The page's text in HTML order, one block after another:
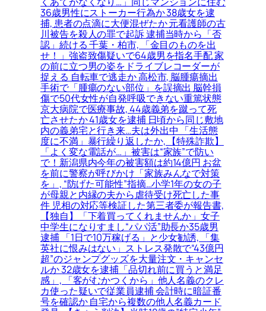
36歳男性にストーカー行為か 38歳女を逮
捕, 患者の点滴に大便混ぜたか 元看護師の古
川被告を殺人の罪で起訴 逮捕当時から「否
認」続ける 千葉・柏市, 「金目のものを出
せ！」強盗致傷疑いで64歳男を指名手配 家
の前に立つ男の姿をドライブレコーダーが
捉える 自転車で逃走か 高松市, 脳腫瘍摘出
手術で「腫瘍のない部位」を誤摘出 脳幹損
傷で50代女性が自発呼吸できない重篤状態
京大病院で医療事故, 44歳義弟を蹴って死
亡させたか 41歳女を逮捕 日頃から同じ敷地
内の義弟宅と行き来…夫は外出中 「生活態
度に不満」暴行繰り返したか, 【特殊詐欺】
「よく変な電話が…」被害は“家族”で防い
で！新潟県内今年の被害額は約14億円 お盆
を前に警察が呼びかけ「家族みんなで対策
を」, “防げた可能性”指摘…小学1年の女の子
が母親と内縁の夫から虐待受け死亡した事
件 児相の対応等検証した第三者委が報告書,
【独自】「下着買ってくれませんか」女子
中学生になりすまし“パパ活”助長か35歳男
逮捕 「1日で10万稼げる」と少女勧誘, 「集
英社に恨みはない」ストレス発散で“43億円
超”のジャンプグッズを大量注文・キャンセ
ルか 32歳女を逮捕「品切れ前に買うと満足
感」, 「客がむかつくから」他人名義のクレ
カ使った疑いで従業員逮捕 会計時に暗証番
号を確認か 自宅から複数の他人名義カード